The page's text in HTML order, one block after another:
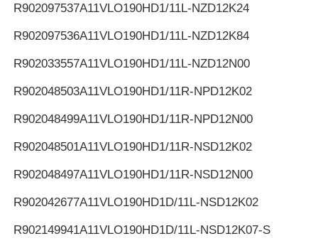
R902097537A11VLO190HD1/11L-NZD12K24
R902097536A11VLO190HD1/11L-NZD12K84
R902033557A11VLO190HD1/11L-NZD12N00
R902048503A11VLO190HD1/11R-NPD12K02
R902048499A11VLO190HD1/11R-NPD12N00
R902048501A11VLO190HD1/11R-NSD12K02
R902048497A11VLO190HD1/11R-NSD12N00
R902042677A11VLO190HD1D/11L-NSD12K02
R902149941A11VLO190HD1D/11L-NSD12K07-S